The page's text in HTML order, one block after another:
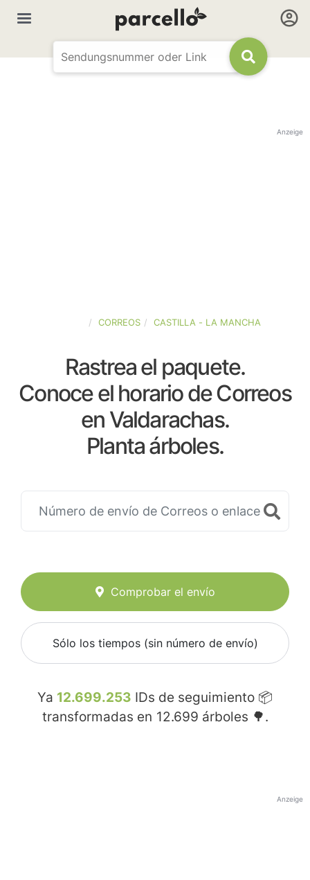
Anzeige
CORREOS CASTILLA - LA MANCHA
Rastrea el paquete.
Conoce el horario de Correos
en Valdarachas.
Planta árboles.
Comprobar el envío
Sólo los tiempos (sin número de envío)
Ya 12.699.253 IDs de seguimiento 📦
transformadas en 12.699 árboles 🌳.
Anzeige